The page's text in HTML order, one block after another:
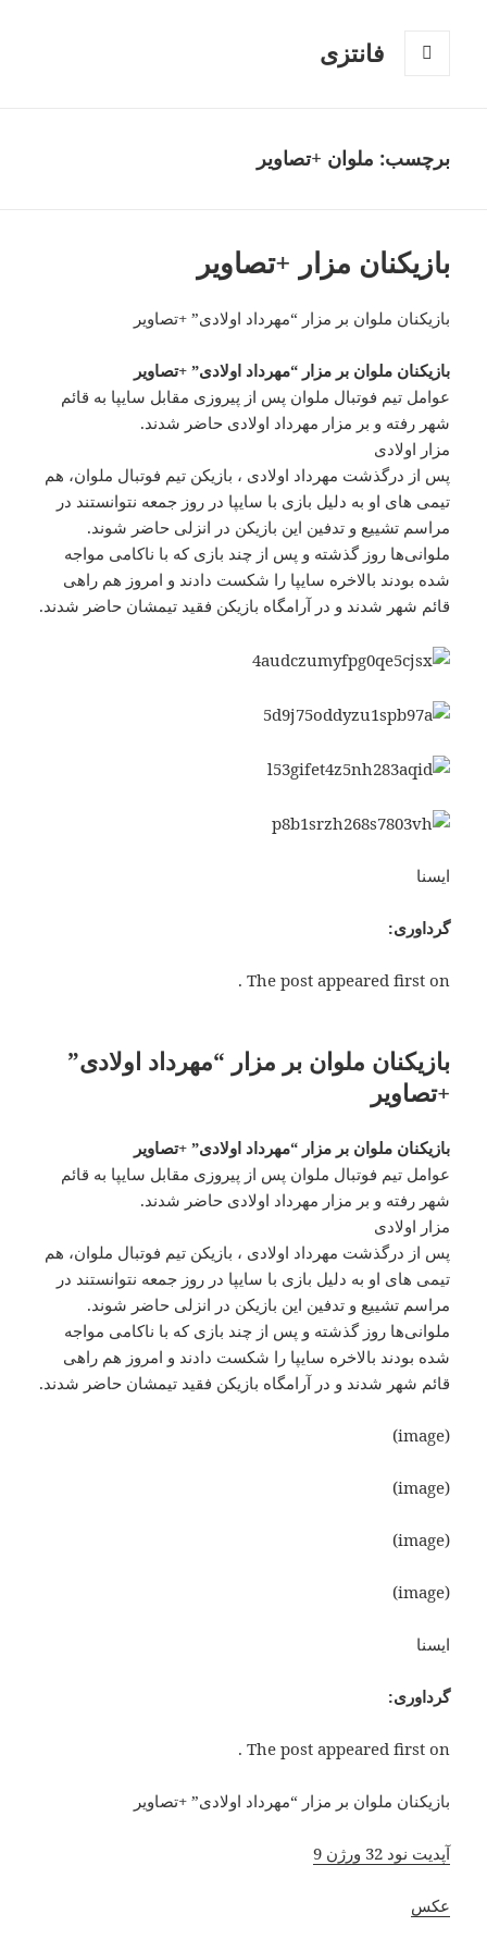
فانتزی
برچسب: ملوان +تصاویر
بازیکنان مزار +تصاویر
بازیکنان ملوان بر مزار “مهرداد اولادی” +تصاویر
بازیکنان ملوان بر مزار “مهرداد اولادی” +تصاویر
عوامل تیم فوتبال ملوان پس از پیروزی مقابل سایپا به قائم
شهر رفته و بر مزار مهرداد اولادی حاضر شدند.
مزار اولادی
پس از درگذشت مهرداد اولادی ، بازیکن تیم فوتبال ملوان، هم
تیمی های او به دلیل بازی با سایپا در روز جمعه نتوانستند در
مراسم تشییع و تدفین این بازیکن در انزلی حاضر شوند.
ملوانی‌ها روز گذشته و پس از چند باز‌ی که با ناکامی مواجه
شده بودند بالاخره سایپا را شکست دادند و امروز هم راهی
قائم شهر شدند و در آرامگاه بازیکن فقید تیمشان حاضر شدند.
ایسنا
گرداوری:
The post appeared first on .
بازیکنان ملوان بر مزار “مهرداد اولادی”
+تصاویر
بازیکنان ملوان بر مزار “مهرداد اولادی” +تصاویر
عوامل تیم فوتبال ملوان پس از پیروزی مقابل سایپا به قائم
شهر رفته و بر مزار مهرداد اولادی حاضر شدند.
مزار اولادی
پس از درگذشت مهرداد اولادی ، بازیکن تیم فوتبال ملوان، هم
تیمی های او به دلیل بازی با سایپا در روز جمعه نتوانستند در
مراسم تشییع و تدفین این بازیکن در انزلی حاضر شوند.
ملوانی‌ها روز گذشته و پس از چند باز‌ی که با ناکامی مواجه
شده بودند بالاخره سایپا را شکست دادند و امروز هم راهی
قائم شهر شدند و در آرامگاه بازیکن فقید تیمشان حاضر شدند.
(image)
(image)
(image)
(image)
ایسنا
گرداوری:
The post appeared first on .
بازیکنان ملوان بر مزار “مهرداد اولادی” +تصاویر
آپدیت نود 32 ورژن 9
عکس